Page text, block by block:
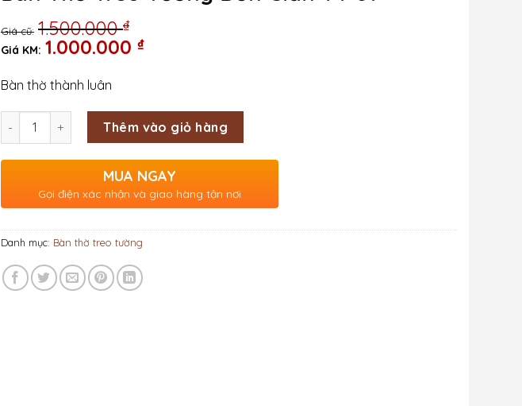
1.500.000₫
Giá
là:
1.000.000 ₫
hiện
tại
là:
1.000.000 ₫.
Bàn thờ thành luân
Số lượng Thêm vào giỏ hàng
MUA NGAY
Gọi điện xác nhận và giao hàng tận nơi
Danh mục: Bàn thờ treo tường